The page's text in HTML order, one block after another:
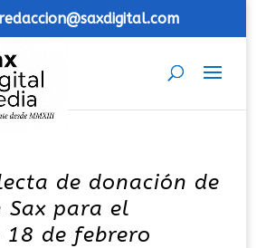
redaccion@saxdigital.com
de donación de
Sax para el
18 de febrero